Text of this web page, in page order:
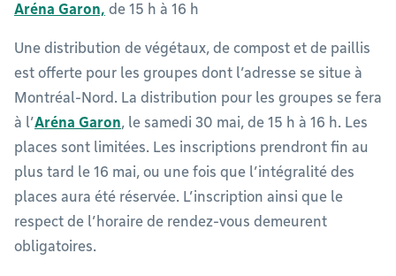
Aréna Garon, de 15 h à 16 h
Une distribution de végétaux, de compost et de paillis
est offerte pour les groupes dont l’adresse se situe à
Montréal-Nord. La distribution pour les groupes se fera
à l’Aréna Garon, le samedi 30 mai, de 15 h à 16 h. Les
places sont limitées. Les inscriptions prendront fin au
plus tard le 16 mai, ou une fois que l’intégralité des
places aura été réservée. L’inscription ainsi que le
respect de l’horaire de rendez-vous demeurent
obligatoires.